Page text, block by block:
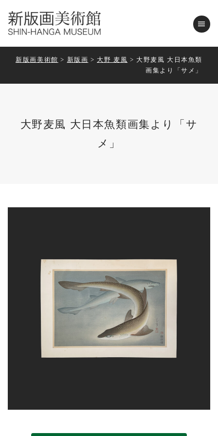
menu
新版画美術館 > 新版画 > 大野 麦風 > 大野麦風 大日本魚類
画集より「サメ」
大野麦風 大日本魚類画集より「サ
メ」